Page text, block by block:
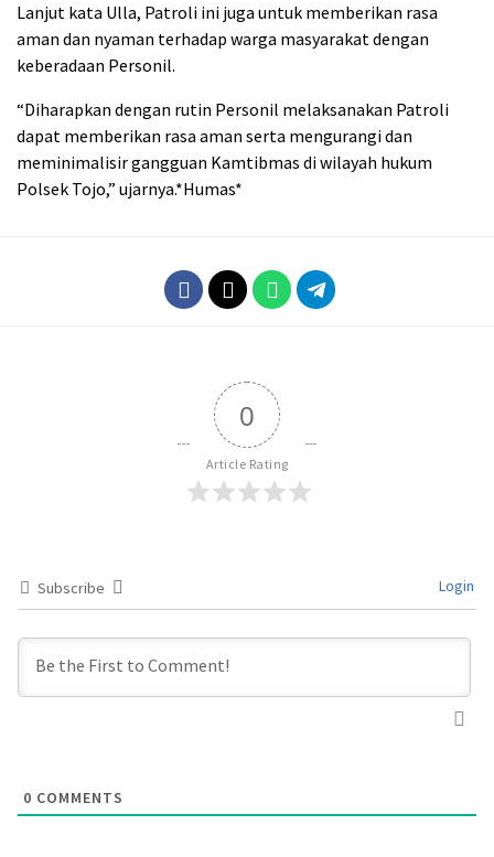
Lanjut kata Ulla, Patroli ini juga untuk memberikan rasa
aman dan nyaman terhadap warga masyarakat dengan
keberadaan Personil.
“Diharapkan dengan rutin Personil melaksanakan Patroli
dapat memberikan rasa aman serta mengurangi dan
meminimalisir gangguan Kamtibmas di wilayah hukum
Polsek Tojo,” ujarnya.*Humas*
0
Article Rating
Subscribe Login
0 COMMENTS